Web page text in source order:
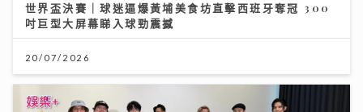
世界盃決賽｜球迷逼爆黃埔美食坊直擊西班牙奪冠 300
吋巨型大屏幕睇入球勁震撼
20/07/2026